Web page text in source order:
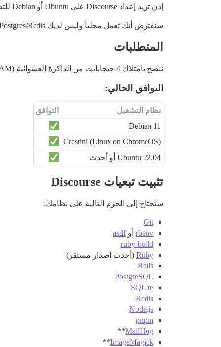
إذن تريد إعداد Discourse على Ubuntu أو Debian للتطوير والعمل عليه؟
سنفترض أنك تعمل محلياً وليس لديك Ruby/Rails/Postgres/Redis مثبتاً على نظام Ubuntu أو Debian الخاص بك. لنبدأ!
المتطلبات
ننصح بامتلاك 4 جيجابايت من الذاكرة العشوائية (RAM) على الأقل ووحدة معالجة مركزية (CPU) بمكونين.
التوافق الحالي:
نظام التشغيل
التوافق
Debian 11
Crostini (Linux on ChromeOS)
Ubuntu 22.04 أو أحدث
تثبيت تبعيات Discourse
ستحتاج إلى الحزم التالية على نظامك:
Git
rbenv أوasdf
ruby-build
Ruby (أحدث إصدار مستقر)
Rails
PostgreSQL
SQLite
Redis
Node.js
pnpm
MailHog
**
ImageMagick
**